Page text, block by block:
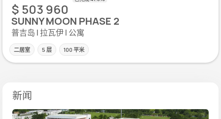
$ 503 960
SUNNY MOON PHASE 2
普吉岛 | 拉瓦伊 | 公寓
二居室 5 层 100 平米
新闻